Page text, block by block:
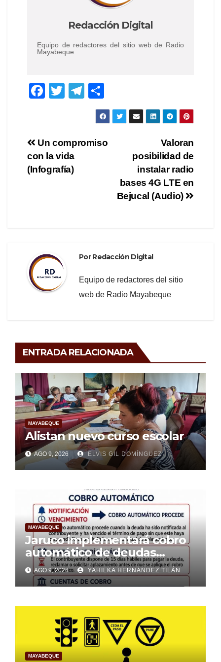
Redacción Digital
Equipo de redactores del sitio web de Radio
Mayabeque
F
e
b
o
T
er
T
el
gr
o
m
p
Navegación
de
Valoran
posibilidad de
instalar radio
bases 4G LTE en
Bejucal (Audio)
Un compromiso
con la vida
(Infografía)
PorRedacción Digital
Equipo de redactores del sitio
web de Radio Mayabeque
ENTRADA RELACIONADA
MAYABEQUE
Alistan nuevo curso escolar
AGO 9, 2026 ELVIS GIL DOMÍNGUEZ
MAYABEQUE
Jaruco implementará cobro
automático de deudas
tributarias a partir de nuevas
normativas
AGO 9, 2026 YAHILKA HERNÁNDEZ TILÁN
MAYABEQUE